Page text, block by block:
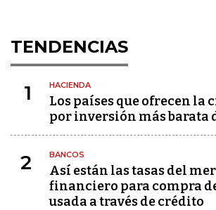
TENDENCIAS
1 HACIENDA
Los países que ofrecen la
por inversión más barata
2 BANCOS
Así están las tasas del
financiero para compra
usada a través de crédito